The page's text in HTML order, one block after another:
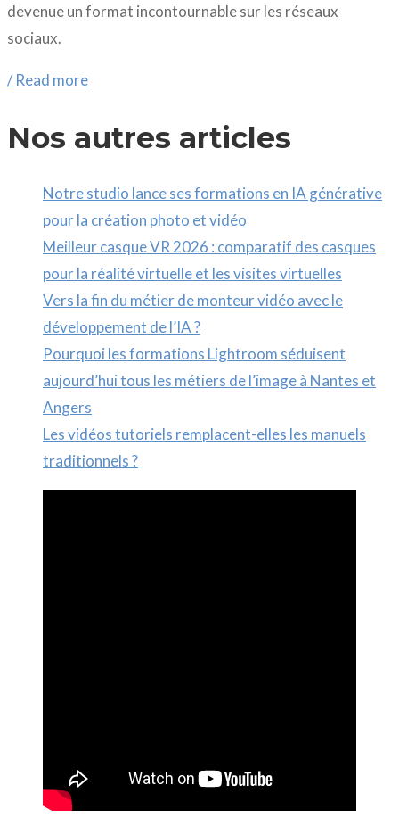
devenue un format incontournable sur les réseaux
sociaux.
/ Read more
Nos autres articles
Notre studio lance ses formations en IA générative
pour la création photo et vidéo
Meilleur casque VR 2026 : comparatif des casques
pour la réalité virtuelle et les visites virtuelles
Vers la fin du métier de monteur vidéo avec le
développement de l’IA ?
Pourquoi les formations Lightroom séduisent
aujourd’hui tous les métiers de l’image à Nantes et
Angers
Les vidéos tutoriels remplacent-elles les manuels
traditionnels ?